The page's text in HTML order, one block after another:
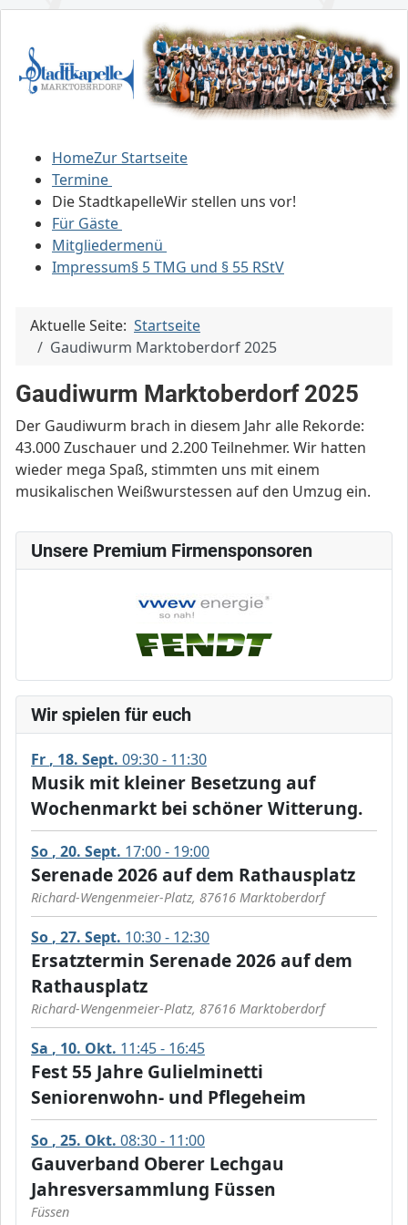
HomeZur Startseite
Termine
Die StadtkapelleWir stellen uns vor!
Für Gäste
Mitgliedermenü
Impressum§ 5 TMG und § 55 RStV
Aktuelle Seite: Startseite
Gaudiwurm Marktoberdorf 2025
Gaudiwurm Marktoberdorf 2025
Der Gaudiwurm brach in diesem Jahr alle Rekorde:
43.000 Zuschauer und 2.200 Teilnehmer. Wir hatten
wieder mega Spaß, stimmten uns mit einem
musikalischen Weißwurstessen auf den Umzug ein.
Unsere Premium Firmensponsoren
Wir spielen für euch
Fr 18 Sept. 09:30 - 11:30
Musik mit kleiner Besetzung auf
Wochenmarkt bei schöner Witterung.
So 20 Sept. 17:00 - 19:00
Serenade 2026 auf dem Rathausplatz
Richard-Wengenmeier-Platz, 87616 Marktoberdorf
So 27 Sept. 10:30 - 12:30
Ersatztermin Serenade 2026 auf dem
Rathausplatz
Richard-Wengenmeier-Platz, 87616 Marktoberdorf
Sa 10 Okt. 11:45 - 16:45
Fest 55 Jahre Gulielminetti
Seniorenwohn- und Pflegeheim
So 25 Okt. 08:30 - 11:00
Gauverband Oberer Lechgau
Jahresversammlung Füssen
Füssen